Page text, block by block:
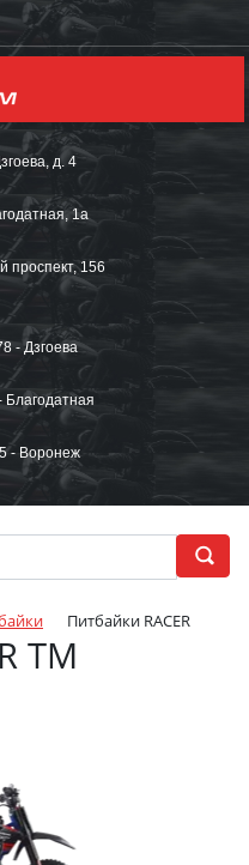
д. 4
1а
проспект, 156
- Дзгоева
Благодатная
- Воронеж
Питбайки RACER
TM